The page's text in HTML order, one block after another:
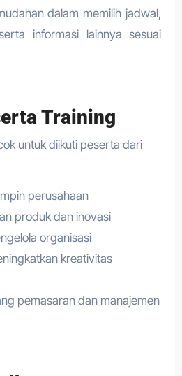
dalam memilih jadwal,
informasi lainnya sesuai
Training
untuk diikuti peserta dari
perusahaan
produk dan inovasi
organisasi
kreativitas
pemasaran dan manajemen